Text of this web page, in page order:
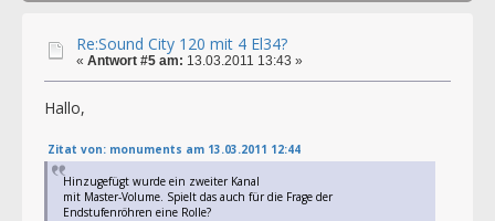
Re:Sound City 120 mit 4 El34?
« Antwort #5 am: 13.03.2011 13:43 »
Hallo,
Zitat von: monuments am 13.03.2011 12:44
Hinzugefügt wurde ein zweiter Kanal
mit Master-Volume. Spielt das auch für die Frage der
Endstufenröhren eine Rolle?